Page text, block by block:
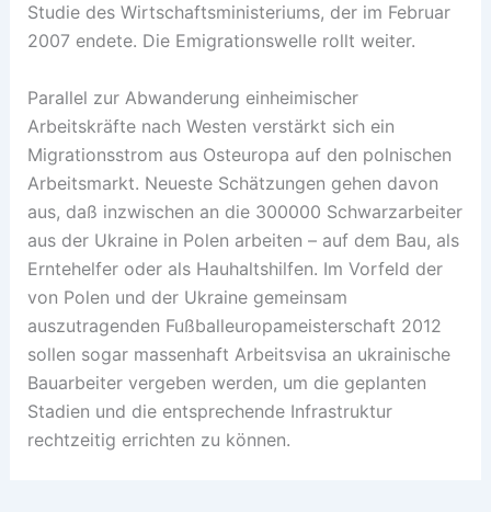
Studie des Wirtschaftsministeriums, der im Februar
2007 endete. Die Emigrationswelle rollt weiter.
Parallel zur Abwanderung einheimischer
Arbeitskräfte nach Westen verstärkt sich ein
Migrationsstrom aus Osteuropa auf den polnischen
Arbeitsmarkt. Neueste Schätzungen gehen davon
aus, daß inzwischen an die 300000 Schwarzarbeiter
aus der Ukraine in Polen arbeiten – auf dem Bau, als
Erntehelfer oder als Hauhaltshilfen. Im Vorfeld der
von Polen und der Ukraine gemeinsam
auszutragenden Fußballeuropameisterschaft 2012
sollen sogar massenhaft Arbeitsvisa an ukrainische
Bauarbeiter vergeben werden, um die geplanten
Stadien und die entsprechende Infrastruktur
rechtzeitig errichten zu können.